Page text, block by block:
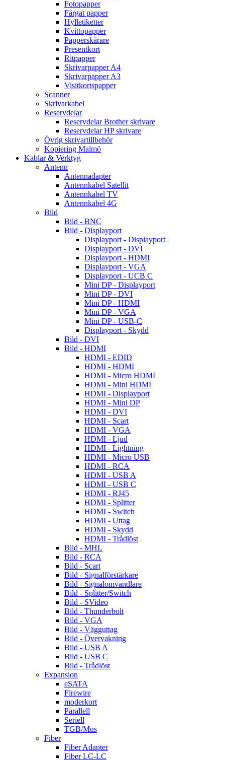
Fotopapper
Färgat papper
Hylletiketter
Kvittopapper
Papperskärare
Presentkort
Ritpapper
Skrivarpapper A4
Skrivarpapper A3
Visitkortspapper
Scanner
Skrivarkabel
Reservdelar
Reservdelar Brother skrivare
Reservdelar HP skrivare
Övrig skrivartillbehör
Kopiering Malmö
Kablar & Verktyg
Antenn
Antennadapter
Antennkabel Satellit
Antennkabel TV
Antennkabel 4G
Bild
Bild - BNC
Bild - Displayport
Displayport - Displayport
Displayport - DVI
Displayport - HDMI
Displayport - VGA
Displayport - UCB C
Mini DP - Displayport
Mini DP - DVI
Mini DP - HDMI
Mini DP - VGA
Mini DP - USB-C
Displayport - Skydd
Bild - DVI
Bild - HDMI
HDMI - EDID
HDMI - HDMI
HDMI - Micro HDMI
HDMI - Mini HDMI
HDMI - Displayport
HDMI - Mini DP
HDMI - DVI
HDMI - Scart
HDMI - VGA
HDMI - Ljud
HDMI - Lightning
HDMI - Micro USB
HDMI - RCA
HDMI - USB A
HDMI - USB C
HDMI - RJ45
HDMI - Splitter
HDMI - Switch
HDMI - Uttag
HDMI - Skydd
HDMI - Trådlöst
Bild - MHL
Bild - RCA
Bild - Scart
Bild - Signalförstärkare
Bild - Signalomvandlare
Bild - Splitter/Switch
Bild - SVideo
Bild - Thunderbolt
Bild - VGA
Bild - Vägguttag
Bild - Övervakning
Bild - USB A
Bild - USB C
Bild - Trådlöst
Expansion
eSATA
Firewire
moderkort
Parallell
Seriell
TGB/Mus
Fiber
Fiber Adapter
Fiber LC-LC